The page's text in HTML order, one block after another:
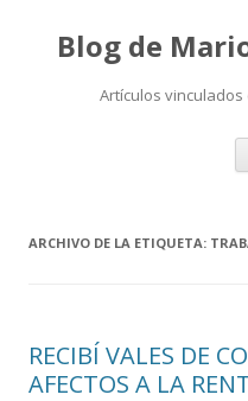
Blog de
Artículos
ARCHIVO DE LA ETIQUETA:
RECIBÍ VALES DE
AFECTOS A LA